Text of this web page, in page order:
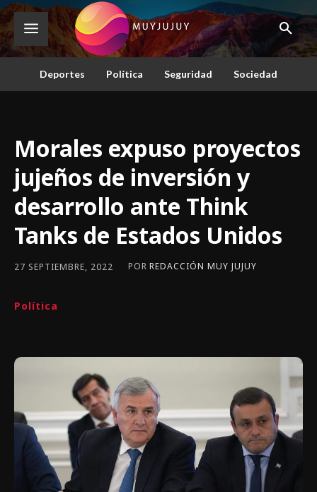
Deportes Política Seguridad Sociedad
Morales expuso proyectos
jujeños de inversión y
desarrollo ante Think
Tanks de Estados Unidos
27 SEPTIEMBRE, 2022 POR REDACCIÓN MUY JUJUY
Política